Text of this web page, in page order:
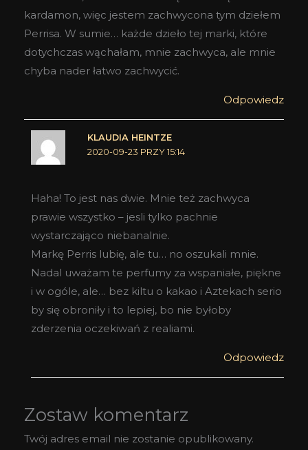
kardamon, więc jestem zachwycona tym dziełem
Perrisa. W sumie… każde dzieło tej marki, które
dotychczas wąchałam, mnie zachwyca, ale mnie
chyba nader łatwo zachwycić.
Odpowiedz
KLAUDIA HEINTZE
2020-09-23 PRZY 15:14
Haha! To jest nas dwie. Mnie też zachwyca
prawie wszystko – jesli tylko pachnie
wystarczająco niebanalnie.
Markę Perris lubię, ale tu… no oszukali mnie.
Nadal uważam te perfumy za wspaniałe, piękne
i w ogóle, ale… bez kiltu o kakao i Aztekach serio
by się obroniły i to lepiej, bo nie byłoby
zderzenia oczekiwań z realiami.
Odpowiedz
Zostaw komentarz
Twój adres email nie zostanie opublikowany.